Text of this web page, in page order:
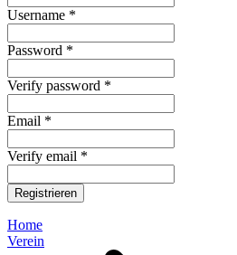
Username *
Password *
Verify password *
Email *
Verify email *
Registrieren
Home
Verein